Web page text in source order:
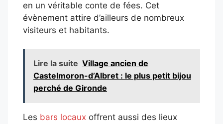
en un véritable conte de fées. Cet
évènement attire d’ailleurs de nombreux
visiteurs et habitants.
Lire la suite Village ancien de
Castelmoron-d’Albret : le plus petit bijou
perché de Gironde
Les bars locaux offrent aussi des lieux